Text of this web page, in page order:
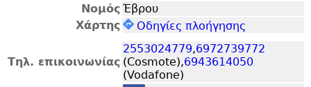
Νομός Έβρου
Χάρτης
Οδηγίες πλοήγησης
Τηλ. επικοινωνίας
2553024779,6972739772
(Cosmote),6943614050
(Vodafone)